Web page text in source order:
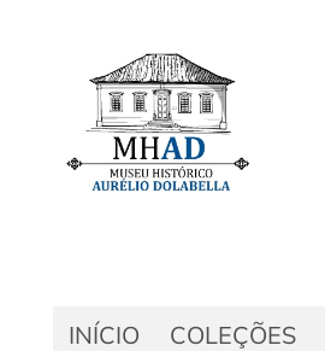
INÍCIO COLEÇÕES